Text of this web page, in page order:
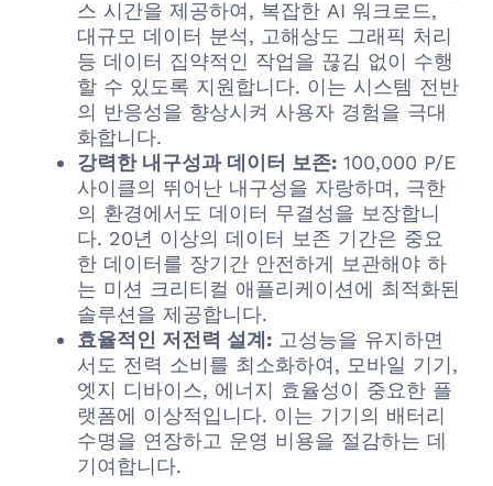
스 시간을 제공하여, 복잡한 AI 워크로드,
대규모 데이터 분석, 고해상도 그래픽 처리
등 데이터 집약적인 작업을 끊김 없이 수행
할 수 있도록 지원합니다. 이는 시스템 전반
의 반응성을 향상시켜 사용자 경험을 극대
화합니다.
강력한 내구성과 데이터 보존: 100,000 P/E
사이클의 뛰어난 내구성을 자랑하며, 극한
의 환경에서도 데이터 무결성을 보장합니
다. 20년 이상의 데이터 보존 기간은 중요
한 데이터를 장기간 안전하게 보관해야 하
는 미션 크리티컬 애플리케이션에 최적화된
솔루션을 제공합니다.
효율적인 저전력 설계: 고성능을 유지하면
서도 전력 소비를 최소화하여, 모바일 기기,
엣지 디바이스, 에너지 효율성이 중요한 플
랫폼에 이상적입니다. 이는 기기의 배터리
수명을 연장하고 운영 비용을 절감하는 데
기여합니다.